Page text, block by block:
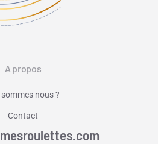
A propos
nous ?
Contact